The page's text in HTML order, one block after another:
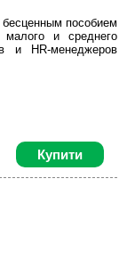
бесценным пособием
малого и среднего
и HR-менеджеров
Купити